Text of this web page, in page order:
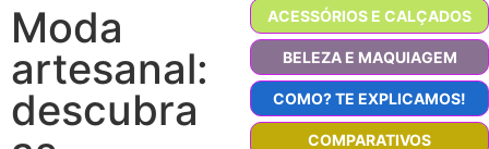
Moda
artesanal:
descubra
ACESSÓRIOS E CALÇADOS
BELEZA E MAQUIAGEM
COMO? TE EXPLICAMOS!
COMPARATIVOS